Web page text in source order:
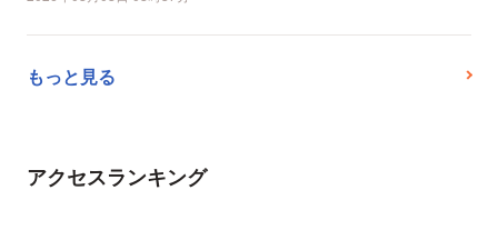
もっと見る
アクセスランキング